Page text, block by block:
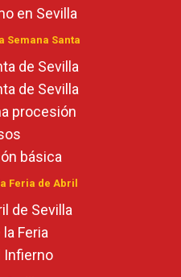
en Sevilla
Semana Santa
de Sevilla
de Sevilla
procesión
básica
Feria de Abril
de Sevilla
la Feria
Infierno